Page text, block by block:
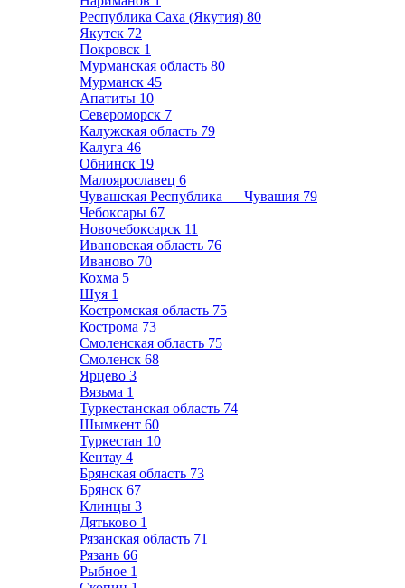
Республика Саха (Якутия) 80
Якутск 72
Покровск 1
Мурманская область 80
Мурманск 45
Апатиты 10
Североморск 7
Калужская область 79
Калуга 46
Обнинск 19
Малоярославец 6
Чувашская Республика — Чувашия 79
Чебоксары 67
Новочебоксарск 11
Ивановская область 76
Иваново 70
Кохма 5
Шуя 1
Костромская область 75
Кострома 73
Смоленская область 75
Смоленск 68
Ярцево 3
Вязьма 1
Туркестанская область 74
Шымкент 60
Туркестан 10
Кентау 4
Брянская область 73
Брянск 67
Клинцы 3
Дятьково 1
Рязанская область 71
Рязань 66
Рыбное 1